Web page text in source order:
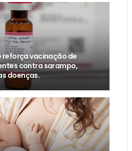
reforça vacinação de
contra sarampo,
doenças.